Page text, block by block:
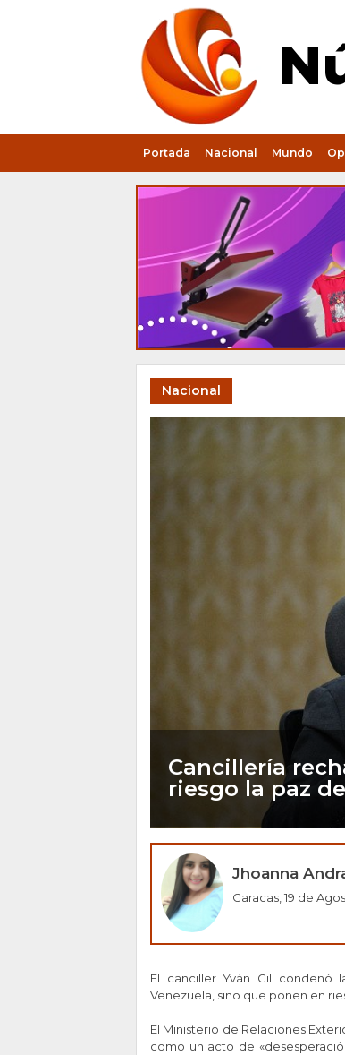
Portada Nacional Mundo
Nacional
Cancillería
riesgo la paz
Jhoanna
Caracas, 19 de
El canciller Yván Gil condenó
Venezuela, sino que ponen en
El Ministerio de Relaciones
como un acto de